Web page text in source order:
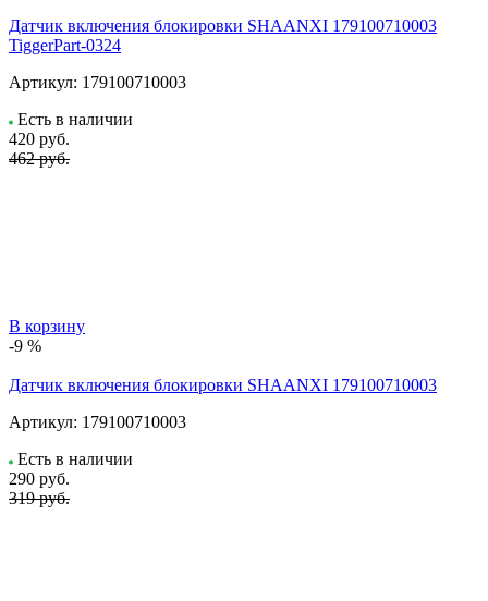
Датчик включения блокировки SHAANXI 179100710003
TiggerPart-0324
Артикул: 179100710003
Есть в наличии
420 руб.
462 руб.
В корзину
-9 %
Датчик включения блокировки SHAANXI 179100710003
Артикул: 179100710003
Есть в наличии
290 руб.
319 руб.